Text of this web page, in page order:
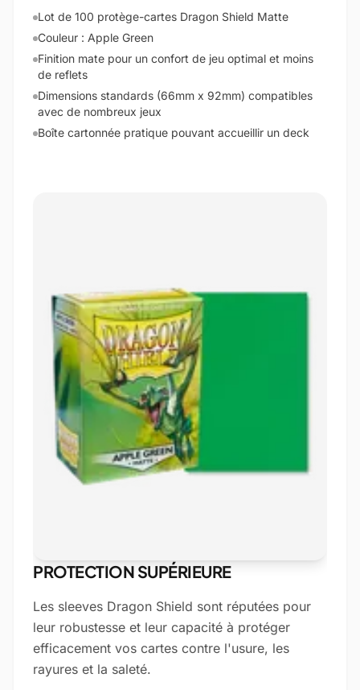
Lot de 100 protège-cartes Dragon Shield Matte
Couleur : Apple Green
Finition mate pour un confort de jeu optimal et moins
de reflets
Dimensions standards (66mm x 92mm) compatibles
avec de nombreux jeux
Boîte cartonnée pratique pouvant accueillir un deck
PROTECTION SUPÉRIEURE
Les sleeves Dragon Shield sont réputées pour
leur robustesse et leur capacité à protéger
efficacement vos cartes contre l'usure, les
rayures et la saleté.